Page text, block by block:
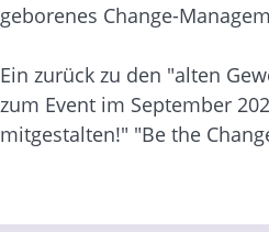
geborenes Change-
Ein zurück zu den "alten
zum Event im September
mitgestalten!" "Be the